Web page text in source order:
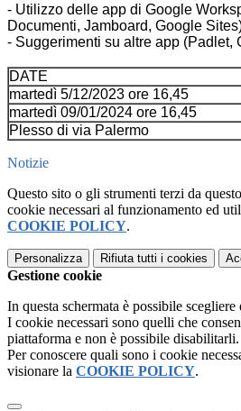
- Utilizzo delle app di Google
Documenti, Jamboard, Google
- Suggerimenti su altre app (Padlet,
DATE
martedì 5/12/2023 ore 16,45
martedì 09/01/2024 ore 16,45
Plesso di via Palermo
Notizie
Questo sito o gli strumenti terzi da
cookie necessari al funzionamento ed
COOKIE POLICY.
Personalizza Rifiuta tutti i cookies
Gestione cookie
In questa schermata è possibile
I cookie necessari sono quelli che
piattaforma e non è possibile disabilitarli.
Per conoscere quali sono i cookie
visionare la COOKIE POLICY.